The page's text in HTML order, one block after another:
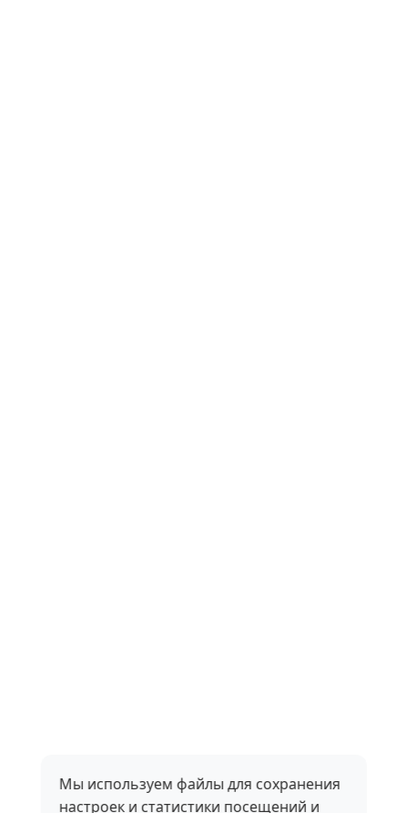
Мы используем файлы для сохранения
настроек и статистики посещений и